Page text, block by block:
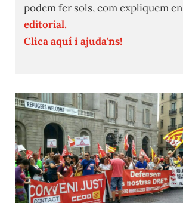
podem fer sols, com expliquem en
editorial.
Clica aquí i ajuda'ns!